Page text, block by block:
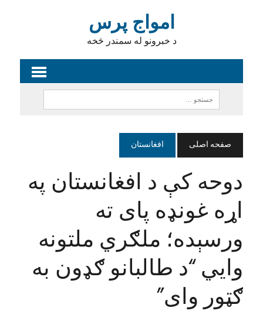
امواج پرس
د خبرونو له سمندر څخه
صفحه اصلی افغانستان
دوحه کې د افغانستان په
اړه غونډه پای ته
ورسېده؛ ملګري ملتونه
وايي “د طالبانو ګډون به
ګټور وای”